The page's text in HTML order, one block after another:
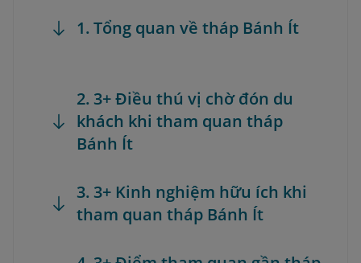
1. Tổng quan về tháp Bánh Ít
2. 3+ Điều thú vị chờ đón du
khách khi tham quan tháp
Bánh Ít
3. 3+ Kinh nghiệm hữu ích khi
tham quan tháp Bánh Ít